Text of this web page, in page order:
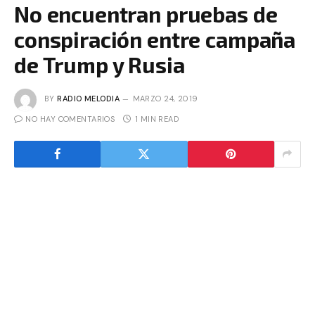
No encuentran pruebas de
conspiración entre campaña
de Trump y Rusia
BY RADIO MELODIA MARZO 24, 2019
NO HAY COMENTARIOS 1 MIN READ